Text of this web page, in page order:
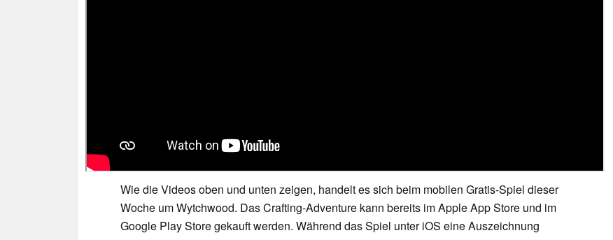
Wie die Videos oben und unten zeigen, handelt es sich beim mobilen Gratis-Spiel dieser
Woche um Wytchwood. Das Crafting-Adventure kann bereits im Apple App Store und im
Google Play Store gekauft werden. Während das Spiel unter iOS eine Auszeichnung